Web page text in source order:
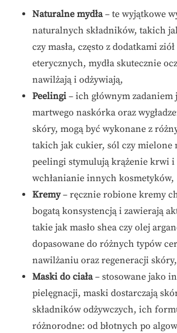
Naturalne mydła– te wyjątkowe
naturalnych składników, takich
czy masła, często z dodatkami
eterycznych, mydła skutecznie
nawilżają i odżywiają,
Peelingi – ich głównym
martwego naskórka oraz
skóry, mogą być wykonane z
takich jak cukier, sól czy mielone
peelingi stymulują krążenie krwi i
wchłanianie innych kosmetyków,
Kremy– ręcznie robione kremy
bogatą konsystencją i zawierają
takie jak masło shea czy olej
dopasowane do różnych typów
nawilżaniu oraz regeneracji skóry,
Maski do ciała– stosowane jako
pielęgnacji, maski dostarczają
składników odżywczych, ich
różnorodne: od błotnych po